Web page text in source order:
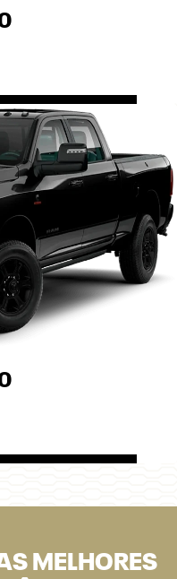
MELHORES